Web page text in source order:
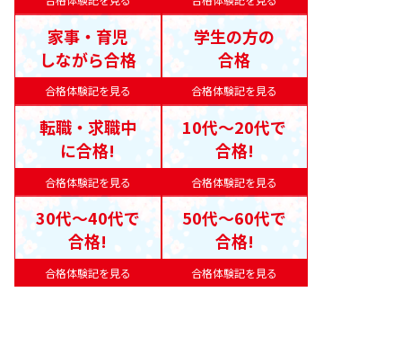
合格体験記を見る
家事・育児
しながら合格
合格体験記を見る
学生の方の
合格
合格体験記を見る
転職・求職中
に合格!
合格体験記を見る
10代〜20代で
合格!
合格体験記を見る
30代〜40代で
合格!
合格体験記を見る
50代〜60代で
合格!